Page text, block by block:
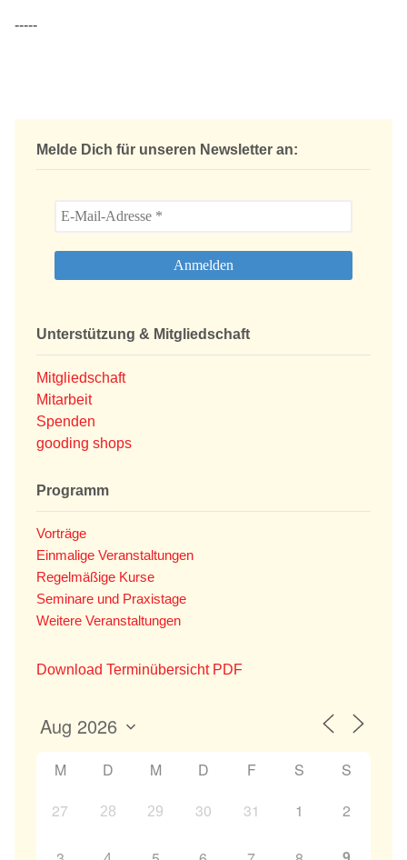
-----
Melde Dich für unseren Newsletter an:
Unterstützung & Mitgliedschaft
Mitgliedschaft
Mitarbeit
Spenden
gooding shops
Programm
Vorträge
Einmalige Veranstaltungen
Regelmäßige Kurse
Seminare und Praxistage
Weitere Veranstaltungen
Download Terminübersicht PDF
M D M D F S
S
27
28 29 30 31 1 2